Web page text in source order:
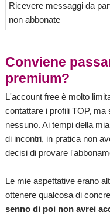
Ricevere messaggi da
non abbonate
Conviene
premium?
L'account free è molto
contattare i profili TOP,
nessuno. Ai tempi della
di incontri, in pratica non
decisi di provare
Le mie aspettative erano
ottenere qualcosa di
senno di poi non avrei